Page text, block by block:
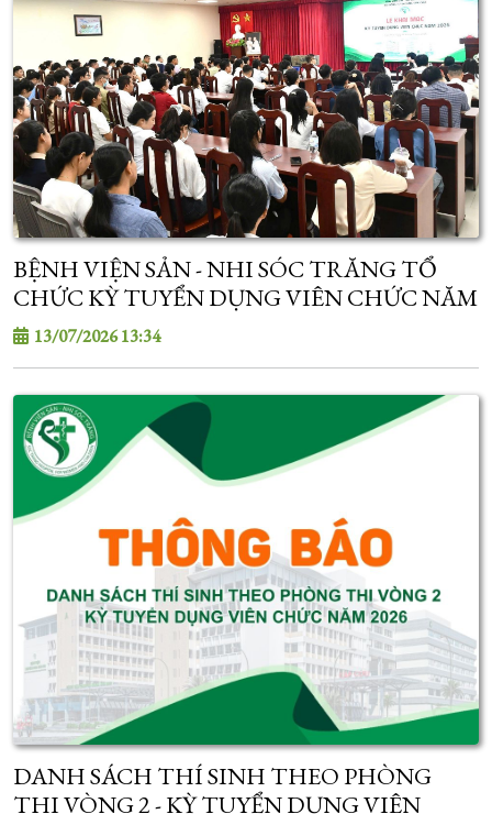
BỆNH VIỆN SẢN - NHI SÓC TRĂNG TỔ
CHỨC KỲ TUYỂN DỤNG VIÊN CHỨC NĂM
202613/07/2026 13:34
DANH SÁCH THÍ SINH THEO PHÒNG
THI VÒNG 2 - KỲ TUYỂN DỤNG VIÊN